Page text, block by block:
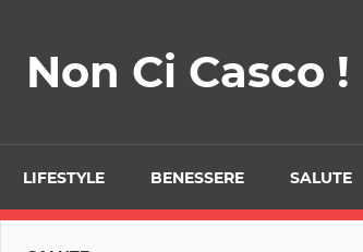
contentNon Ci Casco !
LIFESTYLE BENESSERE SALUTE